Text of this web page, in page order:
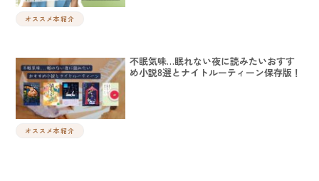
オススメ本紹介
オススメ本紹介
不眠気味…眠れない夜に読みたいおすす
め小説8選とナイトルーティーン保存版！